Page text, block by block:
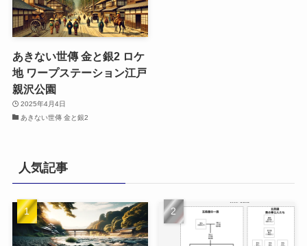
あきない世傳 金と銀2 ロケ
地 ワープステーション江戸
親沢公園
2025年4月4日
あきない世傳 金と銀2
人気記事